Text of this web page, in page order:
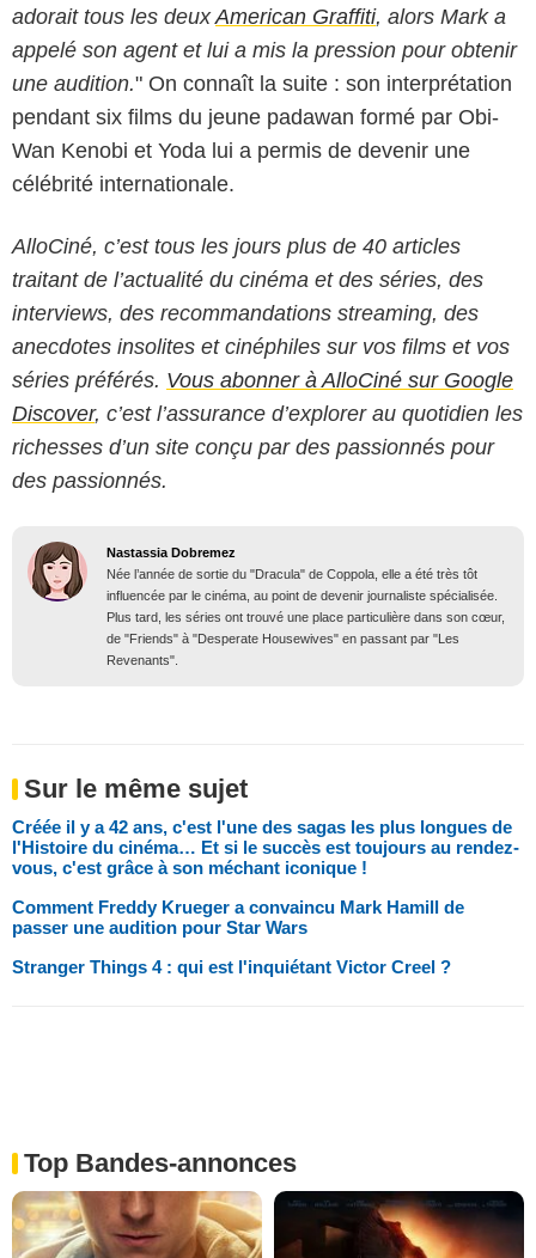
adorait tous les deuxAmerican Graffiti, alors Mark a
appelé son agent et lui a mis la pression pour obtenir
une audition." On connaît la suite : son interprétation
pendant six films du jeune padawan formé par Obi-
Wan Kenobi et Yoda lui a permis de devenir une
célébrité internationale.
AlloCiné, c’est tous les jours plus de 40 articles
traitant de l’actualité du cinéma et des séries, des
interviews, des recommandations streaming, des
anecdotes insolites et cinéphiles sur vos films et vos
séries préférés. Vous abonner à AlloCiné sur Google
Discover, c’est l’assurance d’explorer au quotidien les
richesses d’un site conçu par des passionnés pour
des passionnés.
Nastassia Dobremez
Née l’année de sortie du "Dracula" de Coppola, elle a été très tôt
influencée par le cinéma, au point de devenir journaliste spécialisée.
Plus tard, les séries ont trouvé une place particulière dans son cœur,
de "Friends" à "Desperate Housewives" en passant par "Les
Revenants".
Sur le même sujet
Créée il y a 42 ans, c'est l'une des sagas les plus longues de
l'Histoire du cinéma… Et si le succès est toujours au rendez-
vous, c'est grâce à son méchant iconique !
Comment Freddy Krueger a convaincu Mark Hamill de
passer une audition pour Star Wars
Stranger Things 4 : qui est l'inquiétant Victor Creel ?
Top Bandes-annonces